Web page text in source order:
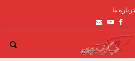
درباره ما
Facebook
Youtube
Email